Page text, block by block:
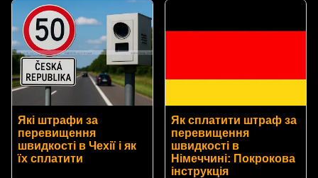
Які штрафи за
перевищення
швидкості в Чехії і як
їх сплатити
Як сплатити штраф за
перевищення
швидкості в
Німеччині: Покрокова
інструкція